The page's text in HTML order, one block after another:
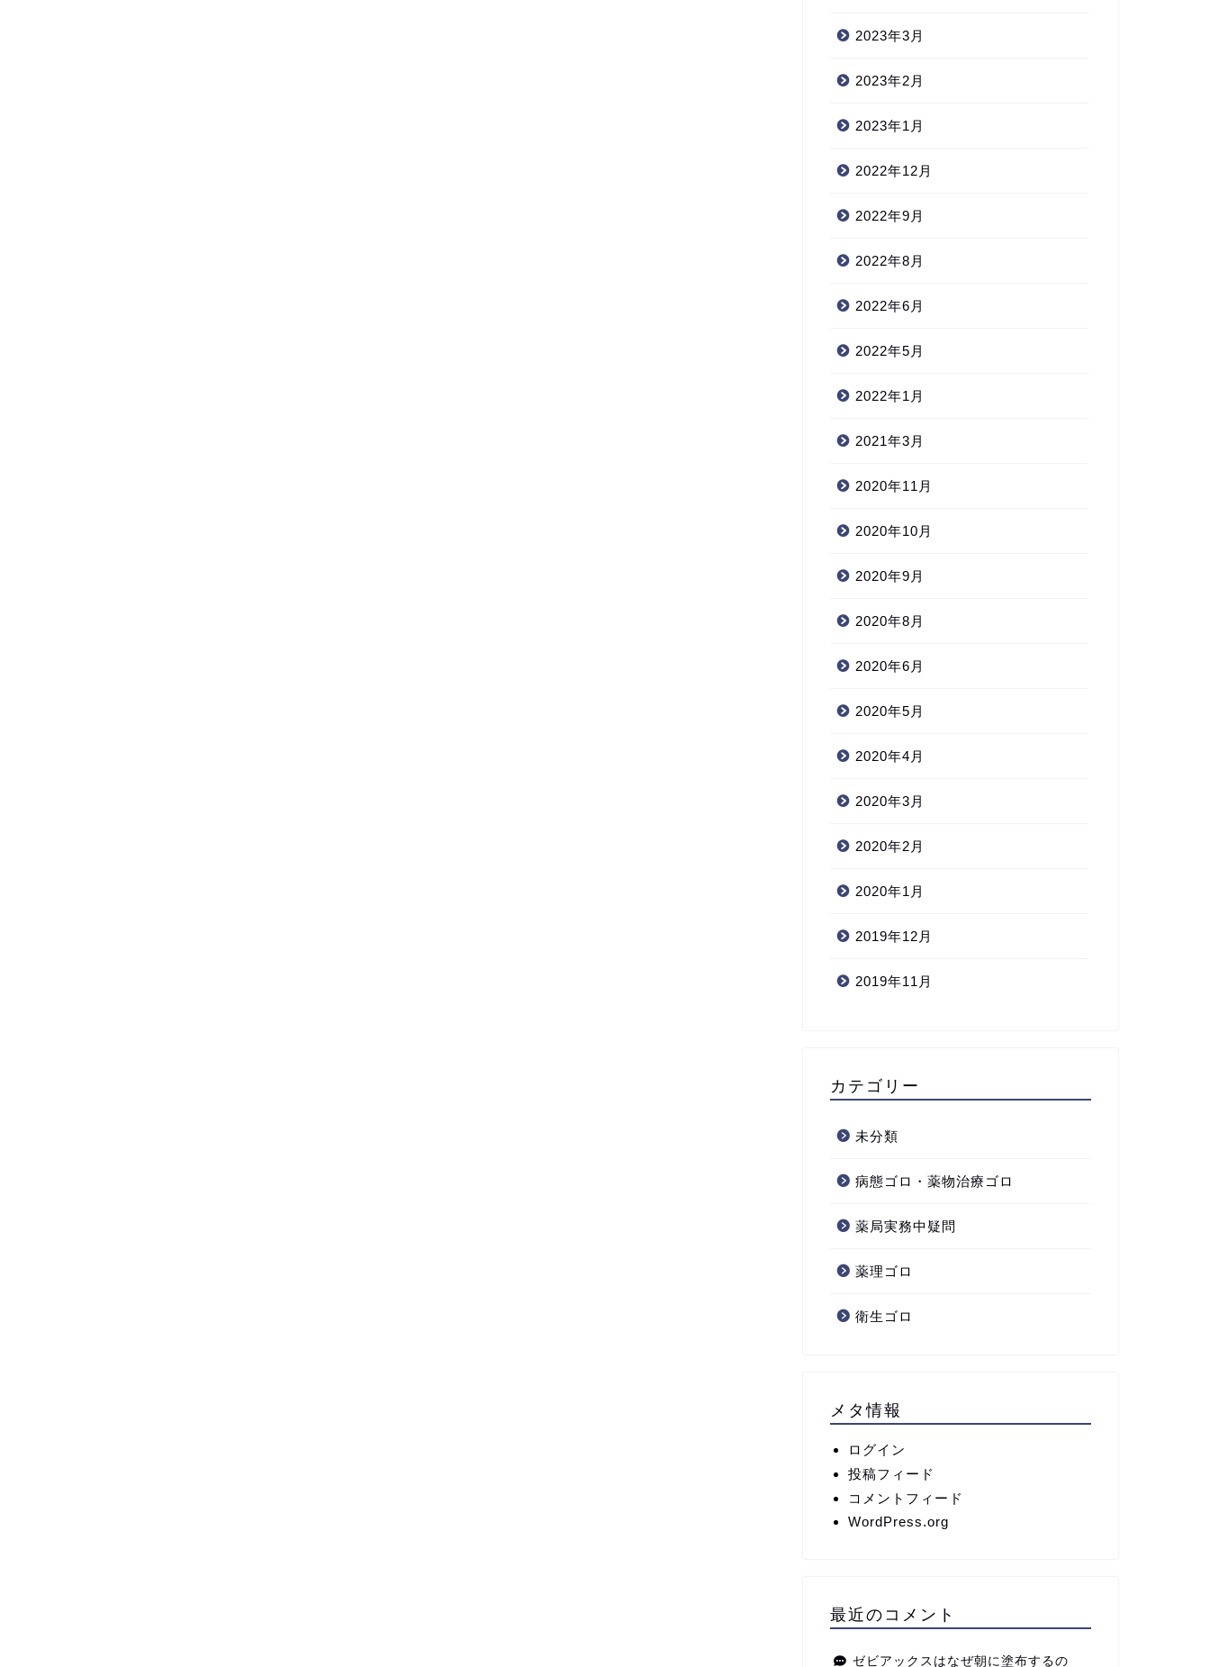
2023年3月
2023年2月
2023年1月
2022年12月
2022年9月
2022年8月
2022年6月
2022年5月
2022年1月
2021年3月
2020年11月
2020年10月
2020年9月
2020年8月
2020年6月
2020年5月
2020年4月
2020年3月
2020年2月
2020年1月
2019年12月
2019年11月
カテゴリー
未分類
病態ゴロ・薬物治療ゴロ
薬局実務中疑問
薬理ゴロ
衛生ゴロ
メタ情報
ログイン
投稿フィード
コメントフィード
WordPress.org
最近のコメント
ゼビアックスはなぜ朝に塗布するの